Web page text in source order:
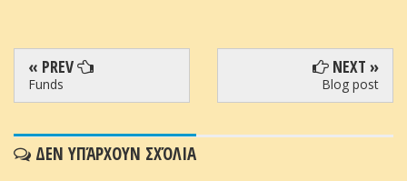
« PREV
Funds
NEXT »
Blog post
ΔΕΝ ΥΠΆΡΧΟΥΝ ΣΧΌΛΙΑ